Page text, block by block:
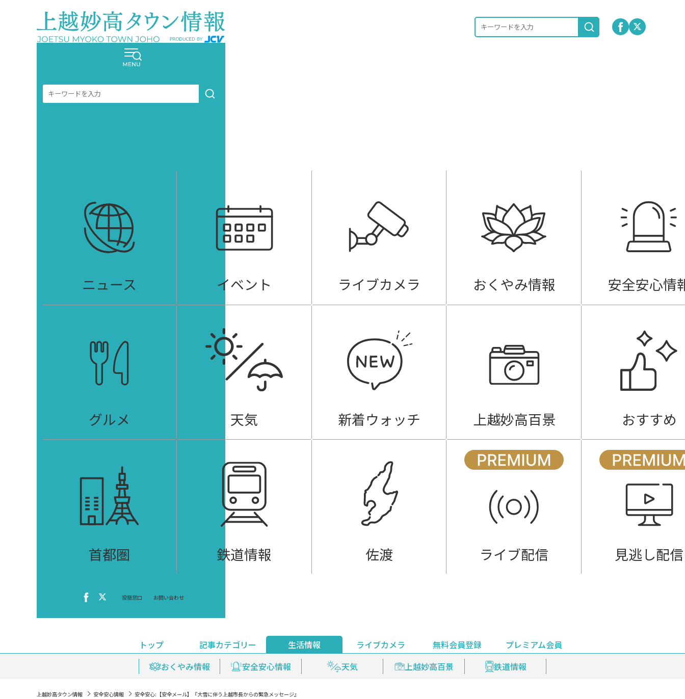
ニュース イベント ライブカメラ おくやみ情報 安全安心情
グルメ 天気 新着ウォッチ 上越妙高百景 おすすめ
首都圏 鉄道情報 佐渡 ライブ配信 見逃し配信
投稿窓口 お問い合わせ
トップ
記事カテゴリー
ニュース
イベント 新着ウォッチ 編集部おすすめ
生活情報
おくやみ情報
安全安心情報 天気 上越妙高百景 鉄道情報
ライブカメラ 無料会員登録
プレミアム会員
ライブ配信
見逃し配信 プレミアム会員登録
上越妙高タウン情報 安全安心情報 安全安心:【安全メール】『大雪に伴う上越市長からの緊急メッセージ』